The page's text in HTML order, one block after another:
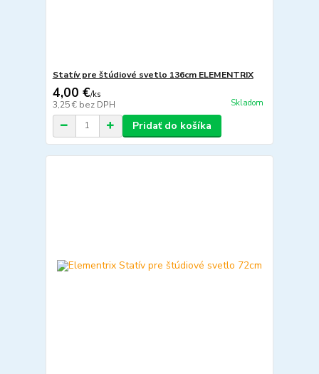
Statív pre štúdiové svetlo 136cm ELEMENTRIX
4,00 €/ks
3,25 € bez DPH Skladom
Pridať do košíka